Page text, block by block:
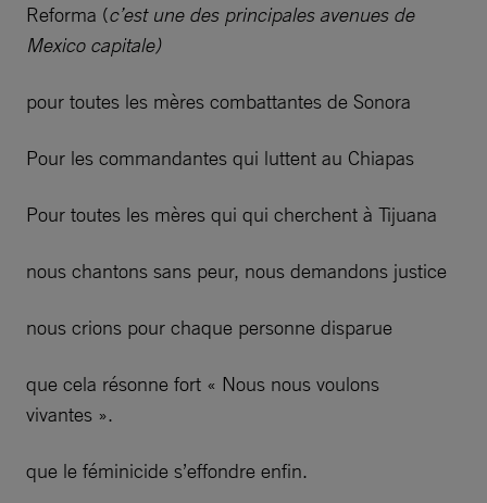
Reforma (c’est une des principales avenues de
Mexico capitale)
pour toutes les mères combattantes de Sonora
Pour les commandantes qui luttent au Chiapas
Pour toutes les mères qui qui cherchent à Tijuana
nous chantons sans peur, nous demandons justice
nous crions pour chaque personne disparue
que cela résonne fort « Nous nous voulons
vivantes ».
que le féminicide s’effondre enfin.